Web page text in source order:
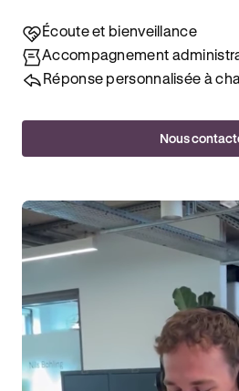
Écoute et bienveillance
Accompagnement
Réponse personnalisée à
Nous